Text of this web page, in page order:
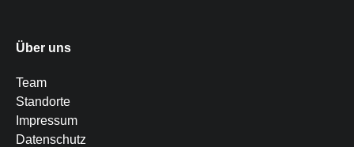
Über uns
Team
Standorte
Impressum
Datenschutz